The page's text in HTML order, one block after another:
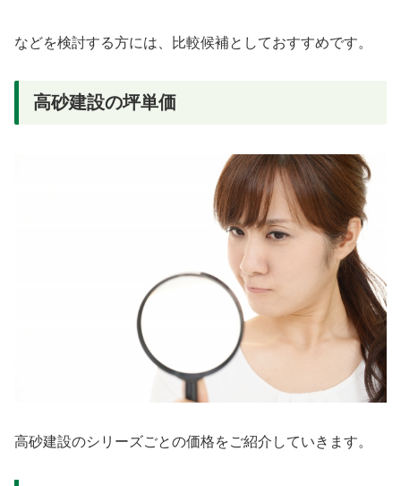
などを検討する方には、比較候補としておすすめです。
高砂建設の坪単価
高砂建設のシリーズごとの価格をご紹介していきます。